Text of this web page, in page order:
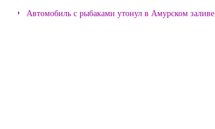
Автомобиль с рыбаками утонул в Амурском заливе